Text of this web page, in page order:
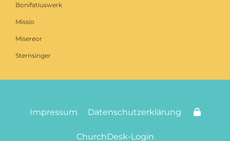
Bonifatiuswerk
Missio
Misereor
Sternsinger
Impressum Datenschutzerklärung
ChurchDesk-Login